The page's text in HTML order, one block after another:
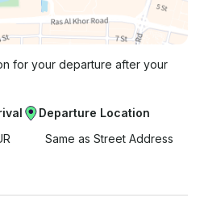
for your departure after your
Departure Location
Same as Street Address